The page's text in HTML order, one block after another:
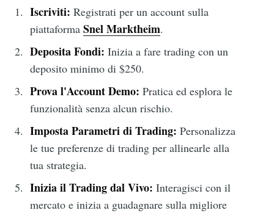
Iscriviti: Registrati per un account sulla
piattaforma Snel Marktheim.
Deposita Fondi: Inizia a fare trading con un
deposito minimo di $250.
Prova l'Account Demo: Pratica ed esplora le
funzionalità senza alcun rischio.
Imposta Parametri di Trading: Personalizza
le tue preferenze di trading per allinearle alla
tua strategia.
Inizia il Trading dal Vivo: Interagisci con il
mercato e inizia a guadagnare sulla migliore